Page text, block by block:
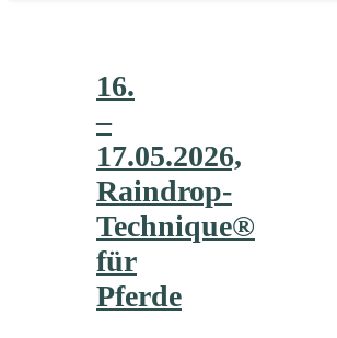
16.
–
17.05.2026,
Raindrop-
Technique®
für
Pferde